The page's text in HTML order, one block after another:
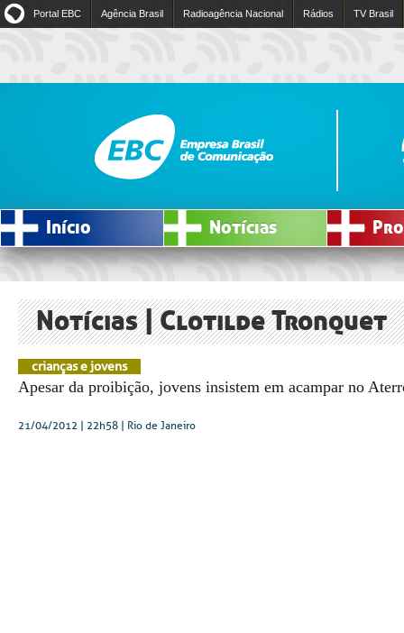
Portal EBC Agência Brasil Radioagência Nacional Rádios TV Brasil
Início Notícias
Notícias | Clotilde Tronquet
crianças e jovens
Apesar da proibição, jovens insistem em acampar no
21/04/2012 | 22h58 | Rio de Janeiro